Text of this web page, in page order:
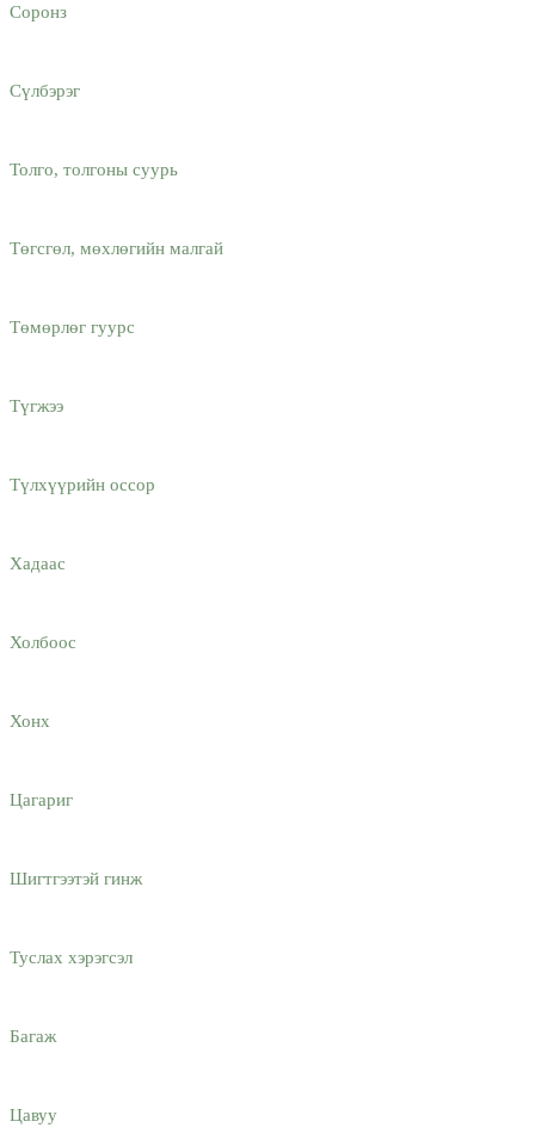
Соронз
Сүлбэрэг
Толго, толгоны суурь
Төгсгөл, мөхлөгийн малгай
Төмөрлөг гуурс
Түгжээ
Түлхүүрийн оссор
Хадаас
Холбоос
Хонх
Цагариг
Шигтгээтэй гинж
Туслах хэрэгсэл
Багаж
Цавуу